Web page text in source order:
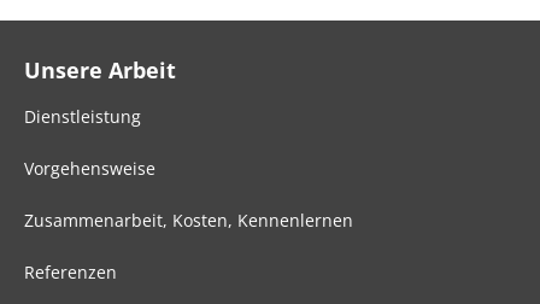
Unsere Arbeit
Dienstleistung
Vorgehensweise
Zusammenarbeit, Kosten, Kennenlernen
Referenzen